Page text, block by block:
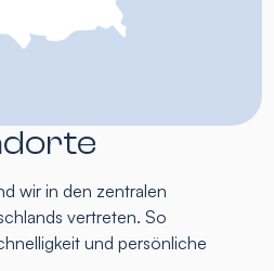
wir in den zentralen
vertreten. So
und persönliche